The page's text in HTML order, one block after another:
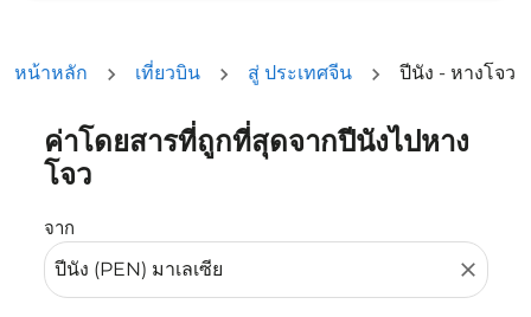
หน้าหลัก เที่ยวบิน สู่ ประเทศจีน ปีนัง - หางโจว
ค่าโดยสารที่ถูกที่สุดจากปีนังไปหาง
โจว
จาก
close
ลองอัปเดตเส้นทางของคุณ (ต้นทางและ/หรือปลายทาง) หรื